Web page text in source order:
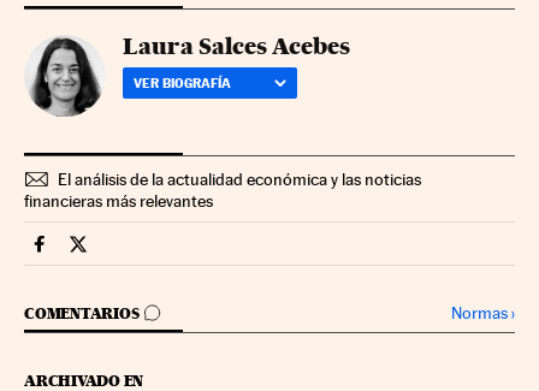
Laura Salces Acebes
VER BIOGRAFÍA
El análisis de la actualidad económica y las noticias
financieras más relevantes
Mercados Financieros Cinco Días en Facebook
Mercados Financieros Cinco Días en Twitter
COMENTARIOS
IR A LOS COMENTARIOS Normas›
ARCHIVADO EN